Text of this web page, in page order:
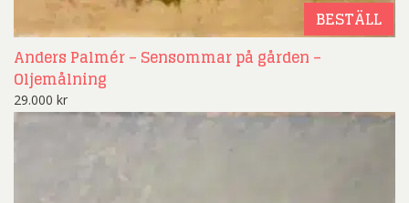
BESTÄLL
Anders Palmér – Sensommar på gården –
Oljemålning
29.000 kr